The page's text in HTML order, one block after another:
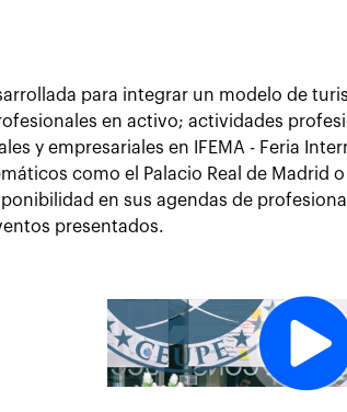
para integrar un modelo de
en activo; actividades
y empresariales en IFEMA - Feria
como el Palacio Real de Madrid
en sus agendas de
presentados.